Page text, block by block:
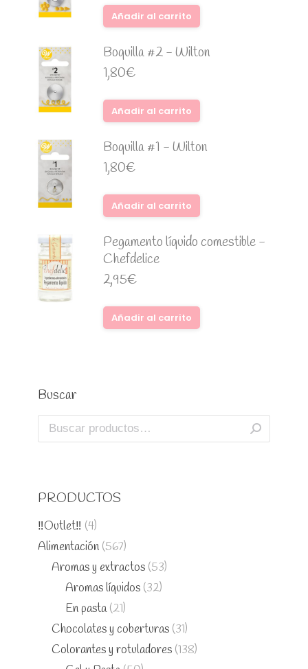
Añadir al carrito
Boquilla #2 - Wilton
1,80€
Añadir al carrito
Boquilla #1 - Wilton
1,80€
Añadir al carrito
Pegamento líquido comestible -
Chefdelice
2,95€
Añadir al carrito
Buscar
PRODUCTOS
‼️Outlet‼️ (4)
Alimentación (567)
Aromas y extractos (53)
Aromas líquidos (32)
En pasta (21)
Chocolates y coberturas (31)
Colorantes y rotuladores (138)